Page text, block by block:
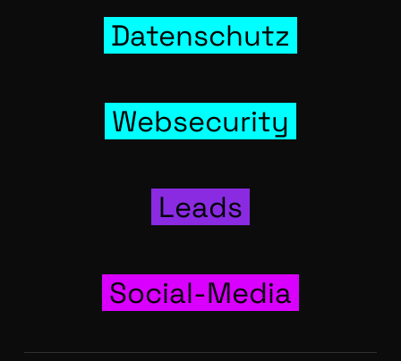
Daten­schutz
Web­se­cu­ri­ty
Leads
Social-Media